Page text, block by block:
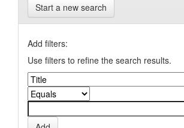
Start a new search
Add filters:
Use filters to refine the search results.